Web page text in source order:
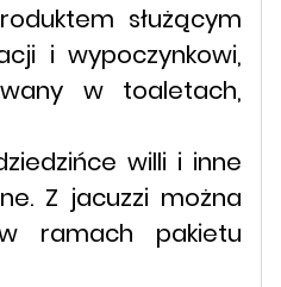
służącym
i wypoczynkowi,
w toaletach,
willi i inne
Z jacuzzi można
ramach pakietu